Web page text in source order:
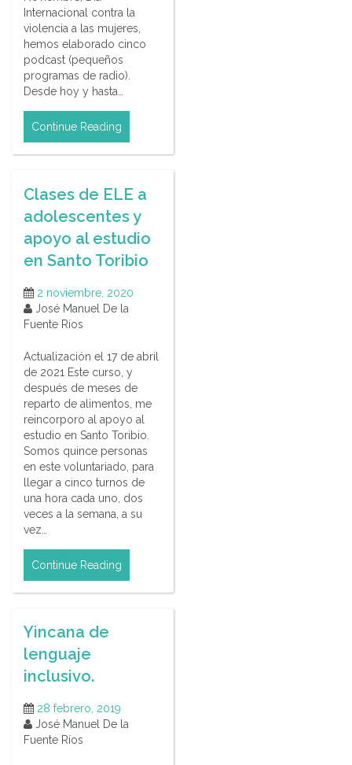
Internacional contra la
violencia a las mujeres,
hemos elaborado cinco
podcast (pequeños
programas de radio).
Desde hoy y hasta…
Continue Reading
Clases de ELE a
adolescentes y
apoyo al estudio
en Santo Toribio
2 noviembre, 2020
José Manuel De la
Fuente Ríos
Actualización el 17 de abril
de 2021 Este curso, y
después de meses de
reparto de alimentos, me
reincorporo al apoyo al
estudio en Santo Toribio.
Somos quince personas
en este voluntariado, para
llegar a cinco turnos de
una hora cada uno, dos
veces a la semana, a su
vez…
Continue Reading
Yincana de
lenguaje
inclusivo.
28 febrero, 2019
José Manuel De la
Fuente Ríos